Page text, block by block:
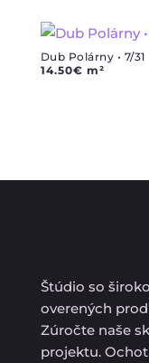
Dub Polárny • 7/31
14.50€ m²
Štúdio so
overených
Zúročte naše
projektu.